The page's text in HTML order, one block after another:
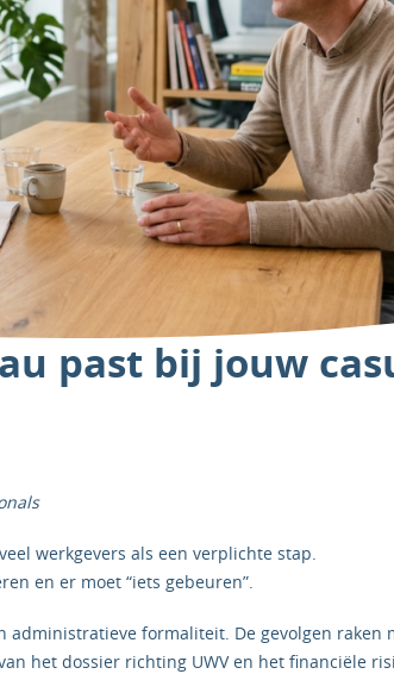
past bij jouw
werkgevers als een verplichte stap.
en er moet “iets gebeuren”.
administratieve formaliteit. De gevolgen raken
het dossier richting UWV en het financiële